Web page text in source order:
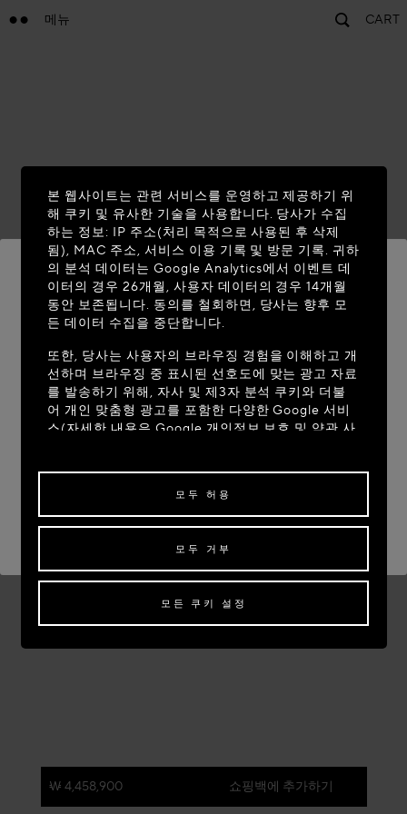
메뉴 CART
MAISON-ALAIA.COM에 오신 것을 환영
합니다
현재 계신 국가가 다음 국가로 보입니다: United
States. 위치 정보를 업데이트하시겠습니까?
다른 국가로 배송을 원하신다면,배송지를 선택해 주세요.
₩ 4,458,900 쇼핑백에 추가하기
본 웹사이트는 관련 서비스를 운영하고 제공하기 위
해 쿠키 및 유사한 기술을 사용합니다. 당사가 수집
하는 정보: IP 주소(처리 목적으로 사용된 후 삭제
됨), MAC 주소, 서비스 이용 기록 및 방문 기록. 귀하
의 분석 데이터는 Google Analytics에서 이벤트 데
이터의 경우 26개월, 사용자 데이터의 경우 14개월
동안 보존됩니다. 동의를 철회하면, 당사는 향후 모
든 데이터 수집을 중단합니다.
또한, 당사는 사용자의 브라우징 경험을 이해하고 개
선하며 브라우징 중 표시된 선호도에 맞는 광고 자료
를 발송하기 위해, 자사 및 제3자 분석 쿠키와 더불
어 개인 맞춤형 광고를 포함한 다양한 Google 서비
스(자세한 내용은 Google 개인정보 보호 및 약관 사
일부 또는 모든 쿠키에 대한 동의를 수정하거나 철회
의 "쿠키 및 자동으로 수집하는 정보" 섹션을 참조
하여 자세히 알아보십시오.
모든 쿠키의 사용에 동의하시려면 "모두 허용"을 클
릭하십시오.
"모두 거부"를 클릭하시면 기술 쿠키만 사용하는 데
모두 허용
모두 거부
모든 쿠키 설정